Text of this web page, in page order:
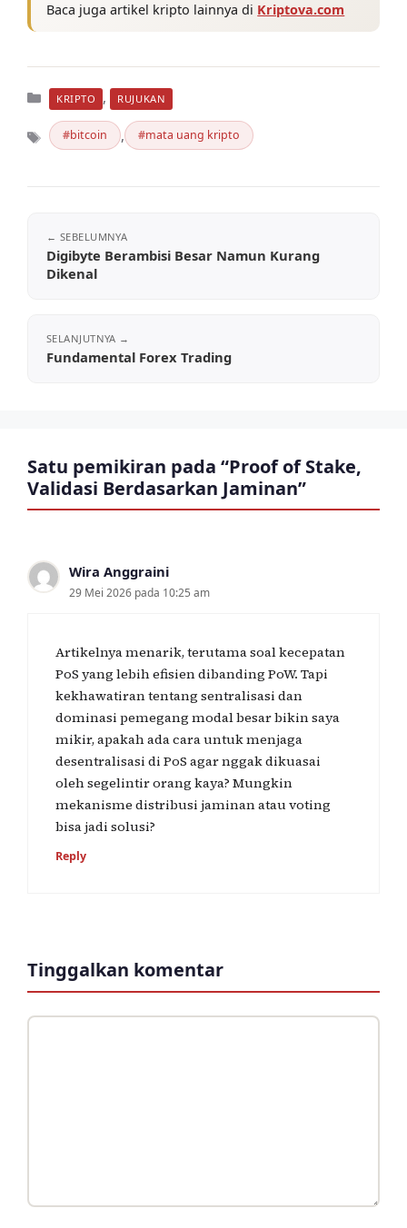
Baca juga artikel kripto lainnya di Kriptova.com
Kategori
KRIPTO , RUJUKAN
Tag bitcoin , mata uang kripto
Digibyte Berambisi Besar Namun Kurang
Dikenal
Fundamental Forex Trading
Satu pemikiran pada “Proof of Stake,
Validasi Berdasarkan Jaminan”
Wira Anggraini
29 Mei 2026 pada 10:25 am
Artikelnya menarik, terutama soal kecepatan
PoS yang lebih efisien dibanding PoW. Tapi
kekhawatiran tentang sentralisasi dan
dominasi pemegang modal besar bikin saya
mikir, apakah ada cara untuk menjaga
desentralisasi di PoS agar nggak dikuasai
oleh segelintir orang kaya? Mungkin
mekanisme distribusi jaminan atau voting
bisa jadi solusi?
Reply
Tinggalkan komentar
Komentar
Nama
Surel
Situs